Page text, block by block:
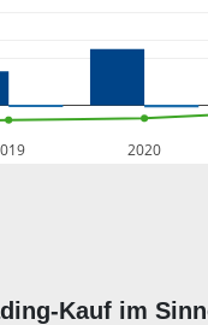
2020
Kauf im